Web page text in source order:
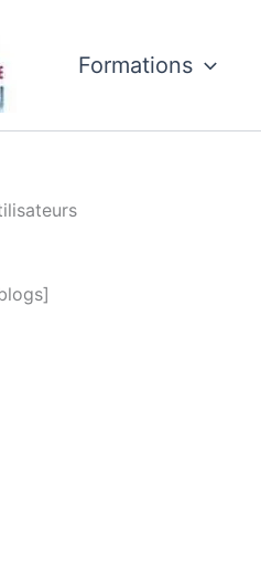
Formations